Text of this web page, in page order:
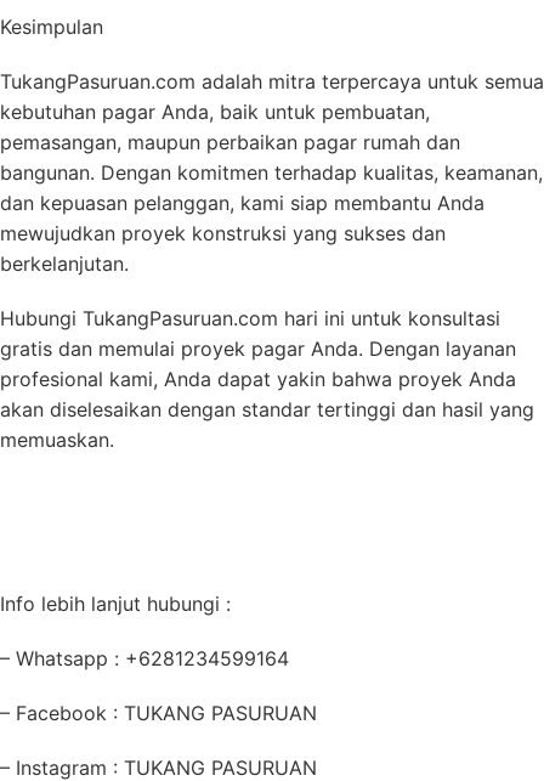
Kesimpulan
TukangPasuruan.com adalah mitra terpercaya untuk semua
kebutuhan pagar Anda, baik untuk pembuatan,
pemasangan, maupun perbaikan pagar rumah dan
bangunan. Dengan komitmen terhadap kualitas, keamanan,
dan kepuasan pelanggan, kami siap membantu Anda
mewujudkan proyek konstruksi yang sukses dan
berkelanjutan.
Hubungi TukangPasuruan.com hari ini untuk konsultasi
gratis dan memulai proyek pagar Anda. Dengan layanan
profesional kami, Anda dapat yakin bahwa proyek Anda
akan diselesaikan dengan standar tertinggi dan hasil yang
memuaskan.
Info lebih lanjut hubungi :
– Whatsapp : +6281234599164
– Facebook : TUKANG PASURUAN
– Instagram : TUKANG PASURUAN